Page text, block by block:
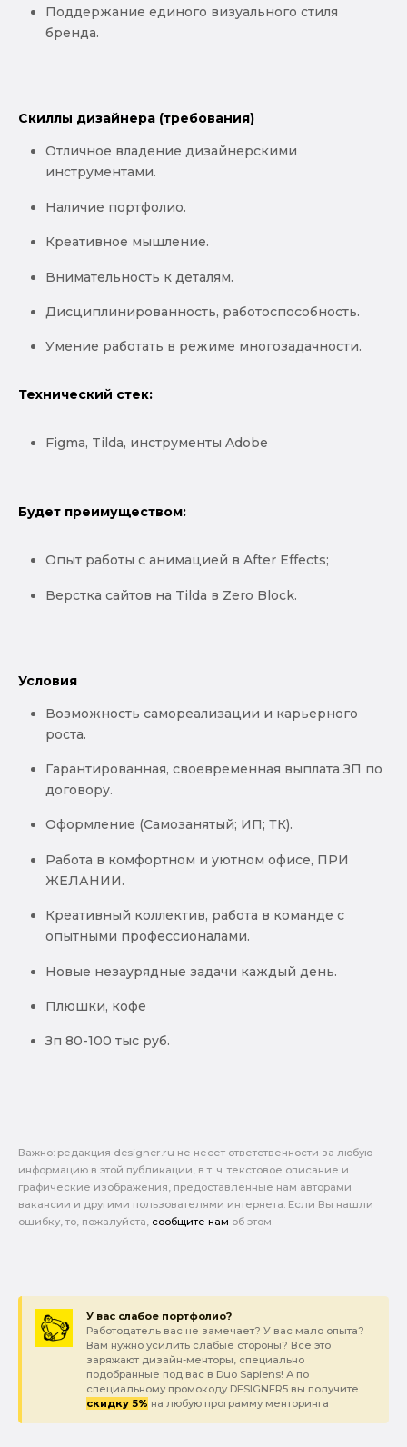
Поддержание единого визуального стиля
бренда.
Скиллы дизайнера (требования)
Отличное владение дизайнерскими
инструментами.
Наличие портфолио.
Креативное мышление.
Внимательность к деталям.
Дисциплинированность, работоспособность.
Умение работать в режиме многозадачности.
Технический стек:
Figma, Tilda, инструменты Adobe
Будет преимуществом:
Опыт работы с анимацией в After Effects;
Верстка сайтов на Tilda в Zero Block.
Условия
Возможность самореализации и карьерного
роста.
Гарантированная, своевременная выплата ЗП по
договору.
Оформление (Самозанятый; ИП; ТК).
Работа в комфортном и уютном офисе, ПРИ
ЖЕЛАНИИ.
Креативный коллектив, работа в команде с
опытными профессионалами.
Новые незаурядные задачи каждый день.
Плюшки, кофе
Зп 80-100 тыс руб.
Важно: pедакция designer.ru не несет ответственности за любую
информацию в этой публикации, в т. ч. текстовое описание и
графические изображения, предоставленные нам авторами
вакансии и другими пользователями интернета. Если Вы нашли
ошибку, то, пожалуйста, сообщите нам об этом.
У вас слабое портфолио?
Работодатель вас не замечает? У вас мало опыта?
Вам нужно усилить слабые стороны? Все это
заряжают дизайн-менторы, специально
подобранные под вас в Duo Sapiens! А по
специальному промокоду DESIGNER5 вы получите
скидку 5% на любую программу менторинга